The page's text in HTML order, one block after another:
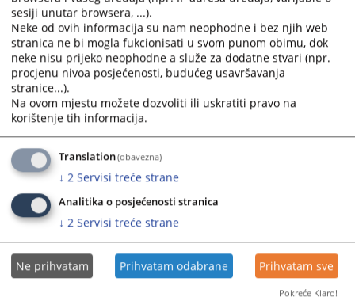
17.04.2026.
ODRŽAN SASTANAK GLAVNOG TUŽITELJA
TUŽITELJSTVA HNŽ/K I
VODITELJICE UREDA OESS-a U MOSTARU
JULIJE VITANOVE
01.04.2026.
TUŽITELJSTVO PREDLOŽILO PRITVOR
POVODOM DOGAĐAJA U MJESTU BIJELO
POLJE, ŽELJUŠA, GRAD MOSTAR
sesiji unutar browsera, ...).
Neke od ovih informacija su nam neophodne i bez njih web
stranica ne bi mogla fukcionisati u svom punom obimu, dok
neke nisu prijeko neophodne a služe za dodatne stvari (npr.
procjenu nivoa posjećenosti, budućeg usavršavanja
stranice...).
Na ovom mjestu možete dozvoliti ili uskratiti pravo na
korištenje tih informacija.
Translation(obavezna)
↓ 2 Servisi treće strane
Analitika o posjećenosti stranica
↓ 2 Servisi treće strane
Ne prihvatam Prihvatam odabrane Prihvatam sve
Pokreće Klaro!